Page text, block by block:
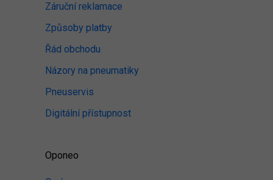
Záruční reklamace
Způsoby platby
Řád obchodu
Názory na pneumatiky
Pneuservis
Digitální přístupnost
Oponeo